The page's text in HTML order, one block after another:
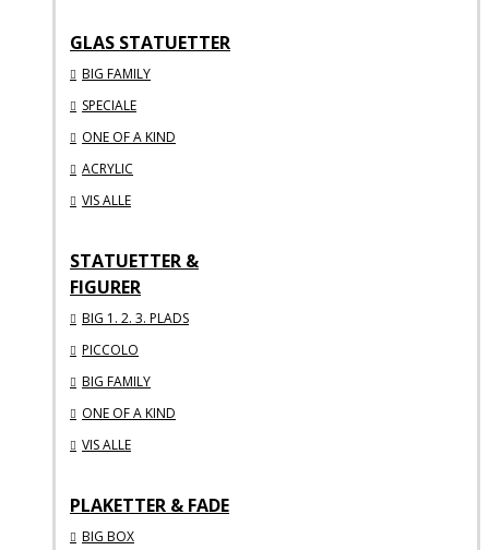
GLAS STATUETTER
BIG FAMILY
SPECIALE
ONE OF A KIND
ACRYLIC
VIS ALLE
STATUETTER &
FIGURER
BIG 1. 2. 3. PLADS
PICCOLO
BIG FAMILY
ONE OF A KIND
VIS ALLE
PLAKETTER & FADE
BIG BOX